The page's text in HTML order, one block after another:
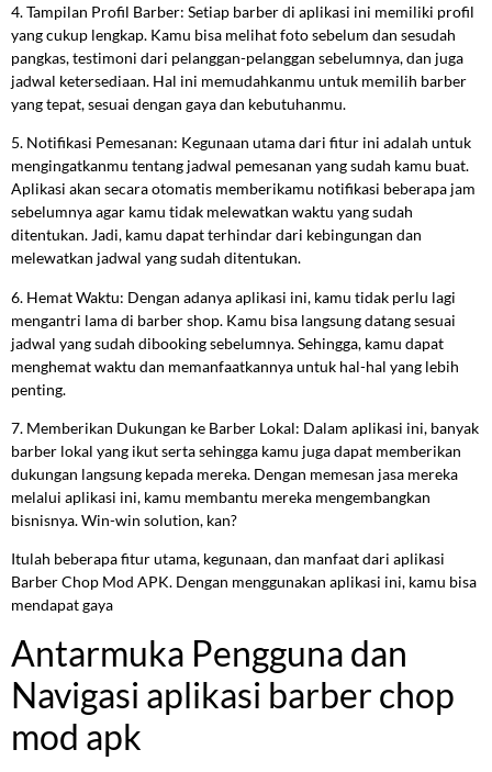
4. Tampilan Profil Barber: Setiap barber di aplikasi ini memiliki profil
yang cukup lengkap. Kamu bisa melihat foto sebelum dan sesudah
pangkas, testimoni dari pelanggan-pelanggan sebelumnya, dan juga
jadwal ketersediaan. Hal ini memudahkanmu untuk memilih barber
yang tepat, sesuai dengan gaya dan kebutuhanmu.
5. Notifikasi Pemesanan: Kegunaan utama dari fitur ini adalah untuk
mengingatkanmu tentang jadwal pemesanan yang sudah kamu buat.
Aplikasi akan secara otomatis memberikamu notifikasi beberapa jam
sebelumnya agar kamu tidak melewatkan waktu yang sudah
ditentukan. Jadi, kamu dapat terhindar dari kebingungan dan
melewatkan jadwal yang sudah ditentukan.
6. Hemat Waktu: Dengan adanya aplikasi ini, kamu tidak perlu lagi
mengantri lama di barber shop. Kamu bisa langsung datang sesuai
jadwal yang sudah dibooking sebelumnya. Sehingga, kamu dapat
menghemat waktu dan memanfaatkannya untuk hal-hal yang lebih
penting.
7. Memberikan Dukungan ke Barber Lokal: Dalam aplikasi ini, banyak
barber lokal yang ikut serta sehingga kamu juga dapat memberikan
dukungan langsung kepada mereka. Dengan memesan jasa mereka
melalui aplikasi ini, kamu membantu mereka mengembangkan
bisnisnya. Win-win solution, kan?
Itulah beberapa fitur utama, kegunaan, dan manfaat dari aplikasi
Barber Chop Mod APK. Dengan menggunakan aplikasi ini, kamu bisa
mendapat gaya
Antarmuka Pengguna dan
Navigasi aplikasi barber chop
mod apk